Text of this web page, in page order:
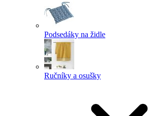
Podsedáky na židle
Ručníky a osušky